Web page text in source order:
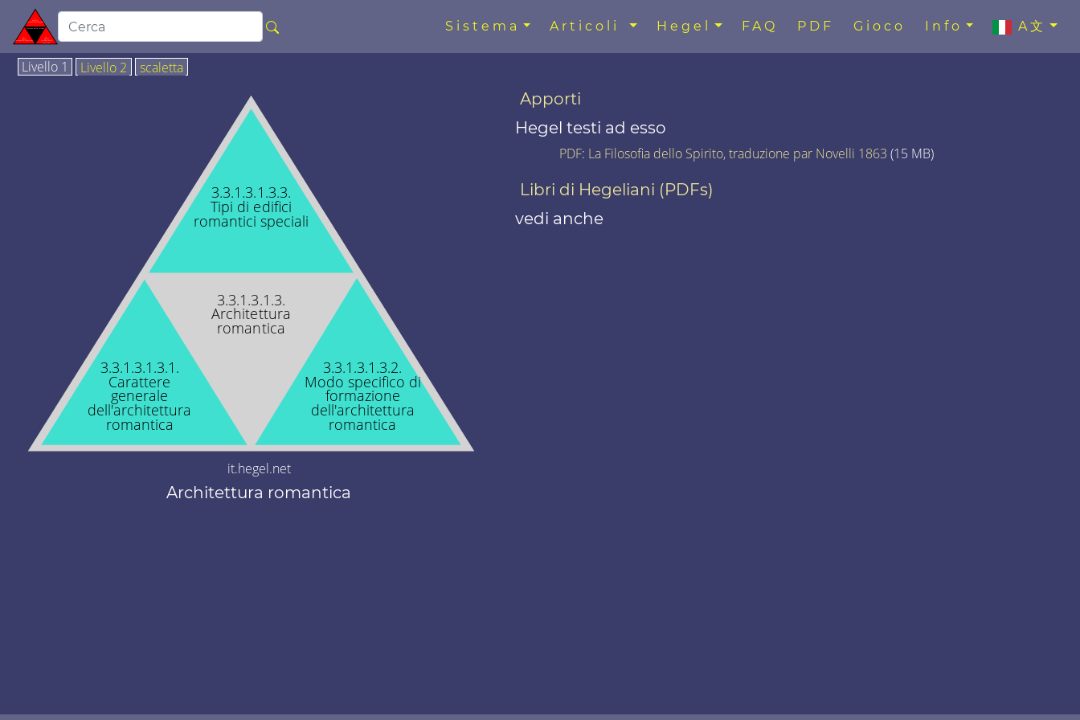
Sistema Articoli Hegel FAQ PDF Gioco Info A文
Livello 1 Livello 2 scaletta
3.3.1.3.1.3.
Architettura
romantica
3.3.1.3.1.3.1.
Carattere
generale
dell'architettura
romantica
3.3.1.3.1.3.2.
Modo specifico di
formazione
dell'architettura
romantica
3.3.1.3.1.3.3.
Tipi di edifici
romantici speciali
it.hegel.net
Architettura romantica
Apporti
Hegel testi ad esso
PDF: La Filosofia dello Spirito, traduzione par Novelli 1863 (15 MB)
Libri di Hegeliani (PDFs)
vedi anche